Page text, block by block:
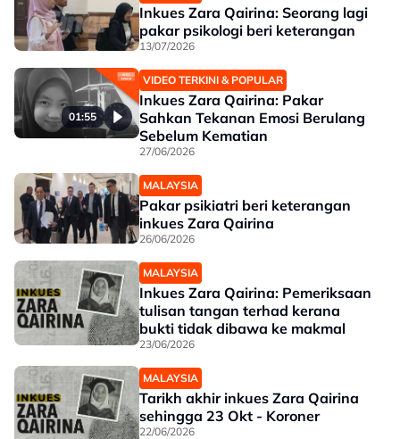
Inkues Zara Qairina: Seorang lagi
pakar psikologi beri keterangan
13/07/2026
01:55
VIDEO TERKINI & POPULAR
Inkues Zara Qairina: Pakar
Sahkan Tekanan Emosi Berulang
Sebelum Kematian
27/06/2026
MALAYSIA
Pakar psikiatri beri keterangan
inkues Zara Qairina
26/06/2026
MALAYSIA
Inkues Zara Qairina: Pemeriksaan
tulisan tangan terhad kerana
bukti tidak dibawa ke makmal
23/06/2026
MALAYSIA
Tarikh akhir inkues Zara Qairina
sehingga 23 Okt - Koroner
22/06/2026